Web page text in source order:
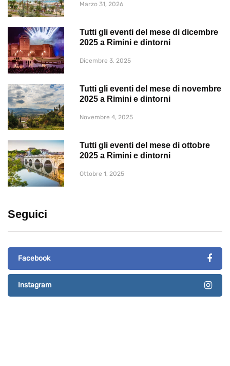
Marzo 31, 2026
Tutti gli eventi del mese di dicembre
2025 a Rimini e dintorni
Dicembre 3, 2025
Tutti gli eventi del mese di novembre
2025 a Rimini e dintorni
Novembre 4, 2025
Tutti gli eventi del mese di ottobre
2025 a Rimini e dintorni
Ottobre 1, 2025
Seguici
Facebook
Instagram